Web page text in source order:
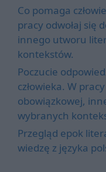
Co pomaga
pracy odwołaj się
innego utworu
kontekstów.
Poczucie
człowieka. W
obowiązkowej,
wybranych
Przegląd epok
wiedzę z języka